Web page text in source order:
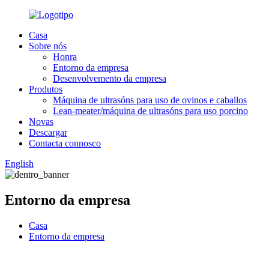
Casa
Sobre nós
Honra
Entorno da empresa
Desenvolvemento da empresa
Produtos
Máquina de ultrasóns para uso de ovinos e caballos
Lean-meater/máquina de ultrasóns para uso porcino
Novas
Descargar
Contacta connosco
English
Entorno da empresa
Casa
Entorno da empresa